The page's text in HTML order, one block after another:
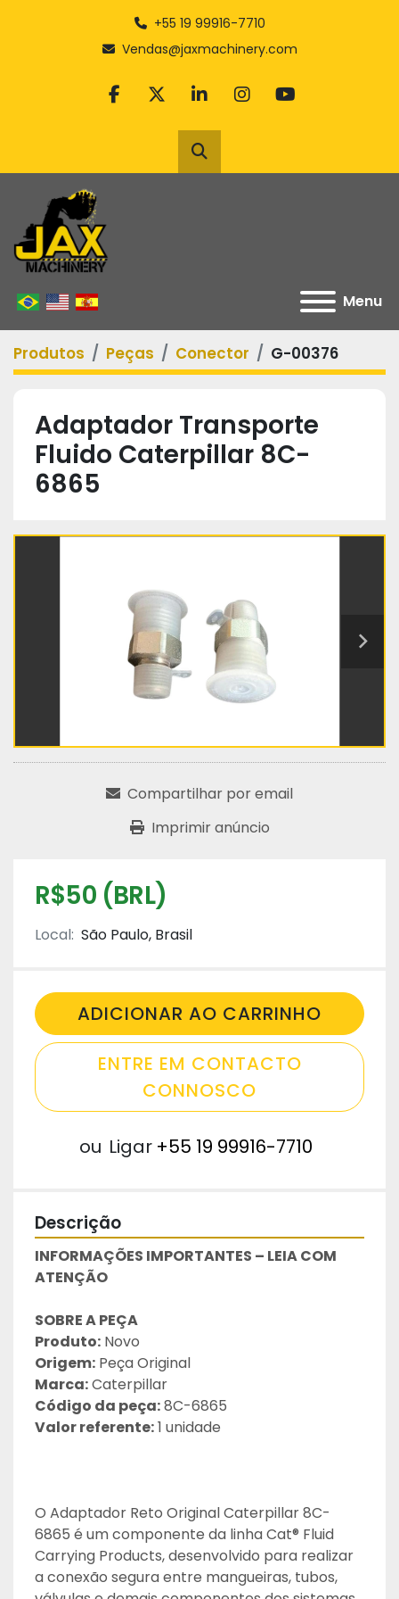
+55 19 99916-7710
Vendas@jaxmachinery.com
facebook
twitterlinkedininstagram
youtube
Pesquisar
Menu
Produtos Peças Conector G-00376
Adaptador Transporte
Fluido Caterpillar 8C-
6865
Compartilhar por email
Imprimir anúncio
R$50 (BRL)
Local: São Paulo, Brasil
ADICIONAR AO CARRINHO
ENTRE EM CONTACTO
CONNOSCO
ou Ligar +55 19 99916-7710
Descrição
INFORMAÇÕES IMPORTANTES – LEIA COM
ATENÇÃO
SOBRE A PEÇA
Produto: Novo
Origem: Peça Original
Marca: Caterpillar
Código da peça: 8C-6865
Valor referente: 1 unidade
O Adaptador Reto Original Caterpillar 8C-
6865 é um componente da linha Cat® Fluid
Carrying Products, desenvolvido para realizar
a conexão segura entre mangueiras, tubos,